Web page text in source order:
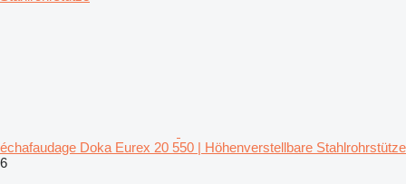
échafaudage Doka Eurex 20 550 | Höhenverstellbare Stahlrohrstütze
6